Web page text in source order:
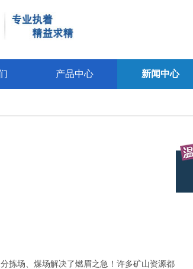
产品中心 新闻中心
拣场、煤场解决了燃眉之急！许多矿山资源都